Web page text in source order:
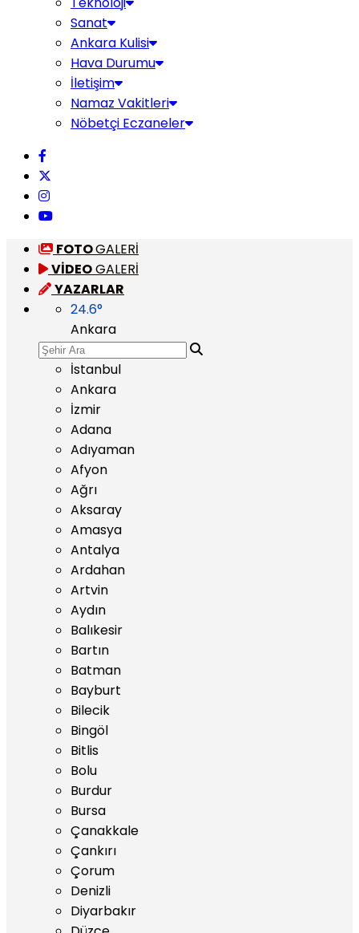
Sanat
Ankara Kulisi
Hava Durumu
İletişim
Namaz Vakitleri
Nöbetçi Eczaneler
FOTOGALERİ
VİDEOGALERİ
YAZARLAR
24.6°
Ankara
İstanbul
Ankara
İzmir
Adana
Adıyaman
Afyon
Ağrı
Aksaray
Amasya
Antalya
Ardahan
Artvin
Aydın
Balıkesir
Bartın
Batman
Bayburt
Bilecik
Bingöl
Bitlis
Bolu
Burdur
Bursa
Çanakkale
Çankırı
Çorum
Denizli
Diyarbakır